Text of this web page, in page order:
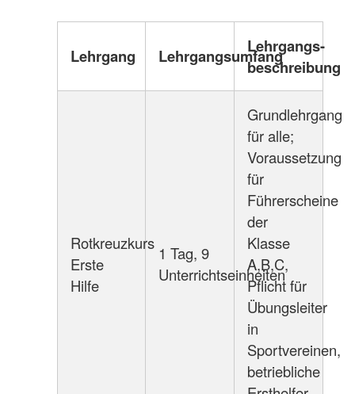
Lehrgang LehrgangsumfangLehrgangs-
beschreibung
Rotkreuzkurs
Erste
Hilfe
1 Tag, 9
Unterrichtseinheiten
Grundlehrgang
für alle;
Voraussetzung
für
Führerscheine
der
Klasse
A,B,C,
Pflicht für
Übungsleiter
in
Sportvereinen,
betriebliche